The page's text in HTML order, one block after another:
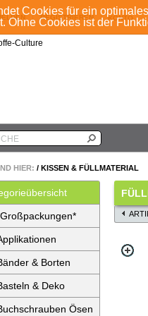
Cookies für ein
Ohne Cookies ist der
REGISTRIEREN KONTO
HIER: / KISSEN & FÜLLMATERIAL
& Borten
& Deko
Ösen